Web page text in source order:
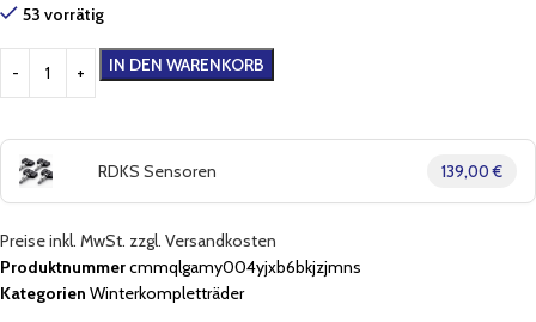
53 vorrätig
IN DEN WARENKORB
RDKS Sensoren 139,00 €
Preise inkl. MwSt. zzgl. Versandkosten
Produktnummercmmqlgamy004yjxb6bkjzjmns
Kategorien Winterkompletträder